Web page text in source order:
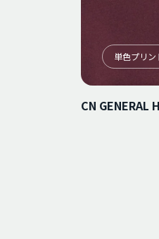
単色プリン
CN GENERAL